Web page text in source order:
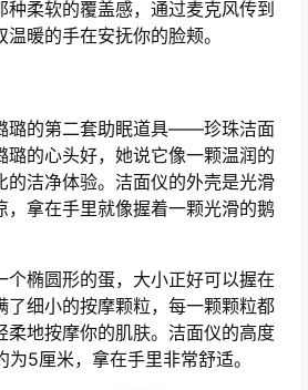
种柔软的覆盖感，通过麦克风传到
暖的手在安抚你的脸颊。
璐的第二套助眠道具——珍珠洁面
璐的心头好，她说它像一颗温润的
的洁净体验。洁面仪的外壳是光滑
，拿在手里就像握着一颗光滑的鹅
个椭圆形的蛋，大小正好可以握在
了细小的按摩颗粒，每一颗颗粒都
柔地按摩你的肌肤。洁面仪的高度
5厘米，拿在手里非常舒适。